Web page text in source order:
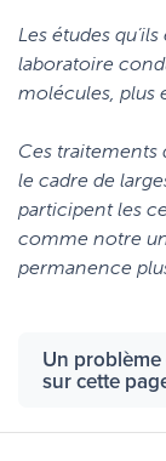
Les études
laboratoire
molécules, plus
Ces traitements
le cadre de
participent les
comme notre
permanence
Un
sur cette